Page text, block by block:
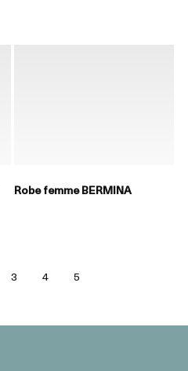
Robe femme BERMINA
3 4 5